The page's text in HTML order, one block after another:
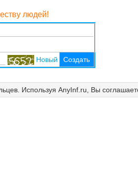
людей!
Новый Создать
Используя AnyInf.ru, Вы